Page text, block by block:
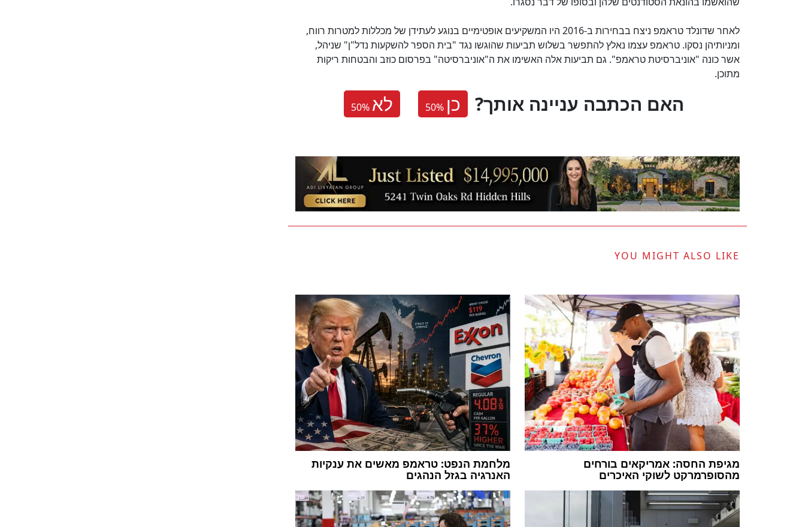
לאחר שדונלד טראמפ ניצח בבחירות ב-2016 היו המשקיעים אופטימיים בנוגע לעתידן של מכללות למטרות רווח,
ומניותיהן נסקו. טראמפ עצמו נאלץ להתפשר בשלוש תביעות שהוגשו נגד "בית הספר להשקעות נדל"ן" שניהל,
אשר כונה "אוניברסיטת טראמפ". גם תביעות אלה האשימו את ה"אוניברסיטה" בפרסום כוזב והבטחות ריקות
מתוכן.
50% לא 50% כן ?האם הכתבה עניינה אותך
YOU MIGHT ALSO LIKE
מלחמת הנפט: טראמפ מאשים את ענקיות
האנרגיה בגזל הנהגים
מגיפת החסה: אמריקאים בורחים
מהסופרמרקט לשוקי האיכרים